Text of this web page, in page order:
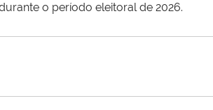
o período eleitoral de 2026.